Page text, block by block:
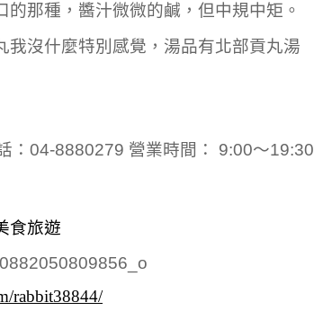
那種，醬汁微微的鹹，但中規中矩。
沒什麼特別感覺，湯品有北部貢丸湯
：04-8880279 營業時間： 9:00～19:30
食旅遊
rabbit38844/